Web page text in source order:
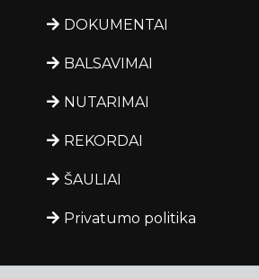
DOKUMENTAI
BALSAVIMAI
NUTARIMAI
REKORDAI
ŠAULIAI
Privatumo politika